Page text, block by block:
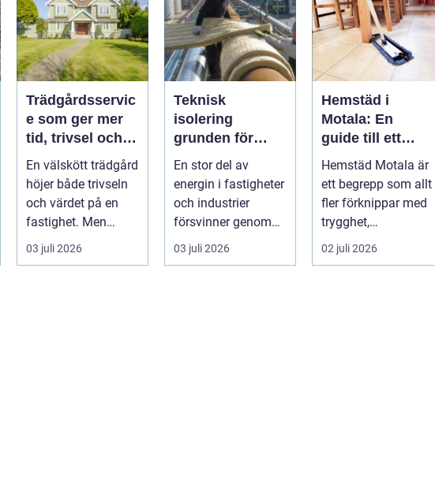
Trädgårdsservic
e som ger mer
tid, trivsel och
värde
En välskött trädgård
höjer både trivseln
och värdet på en
fastighet. Men
många upplever att
tiden, o...
03 juli 2026
Teknisk
isolering
grunden för
energieffektiva
och säkra
byggnader
En stor del av
energin i fastigheter
och industrier
försvinner genom
rör, kanaler och
tekniska insta...
03 juli 2026
Hemstäd i
Motala: En
guide till ett
enklare och
renare
vardagsliv
Hemstäd Motala är
ett begrepp som allt
fler förknippar med
trygghet,
tidsbesparing oc...
02 juli 2026